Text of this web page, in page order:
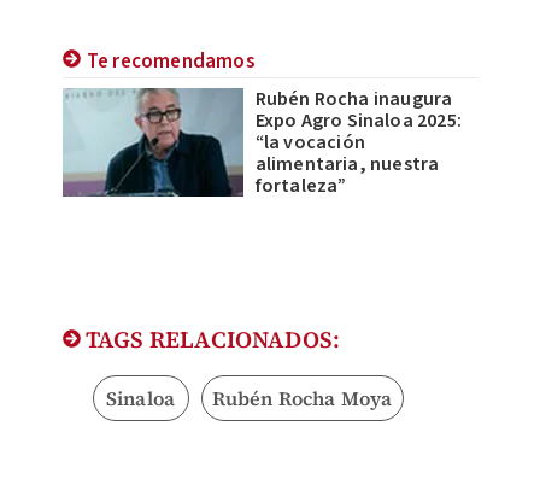
Te recomendamos
Rubén Rocha inaugura
Expo Agro Sinaloa 2025:
“la vocación
alimentaria, nuestra
fortaleza”
TAGS RELACIONADOS:
Sinaloa Rubén Rocha Moya